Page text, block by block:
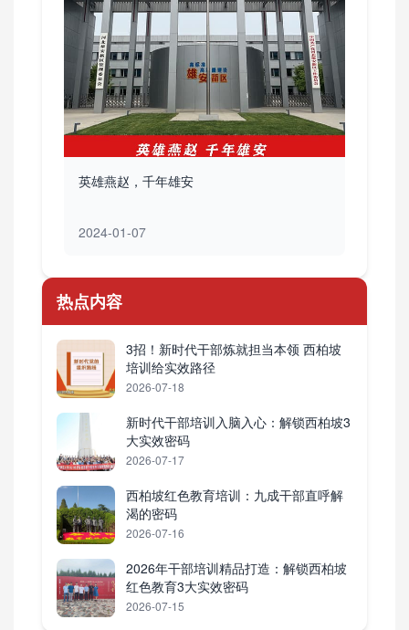
英雄燕赵，千年雄安
2024-01-07
热点内容
3招！新时代干部炼就担当本领 西柏坡
培训给实效路径
2026-07-18
新时代干部培训入脑入心：解锁西柏坡3
大实效密码
2026-07-17
西柏坡红色教育培训：九成干部直呼解
渴的密码
2026-07-16
2026年干部培训精品打造：解锁西柏坡
红色教育3大实效密码
2026-07-15